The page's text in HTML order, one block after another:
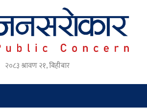
२०८३ श्रावण २१, बिहीबार